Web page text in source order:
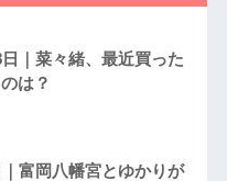
｜菜々緒、最近買った
は？
富岡八幡宮とゆかりが